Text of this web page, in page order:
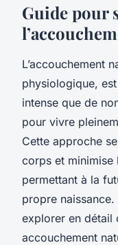
Guide pour
L’accouchement
physiologique,
intense que de
pour vivre
Cette approche
corps et minimise
permettant à la
propre
explorer en détail
accouchement